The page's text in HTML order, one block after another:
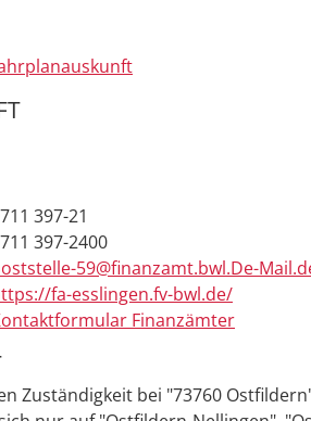
397-21
397-2400
59@finanzamt.bwl.De-
fa-esslingen.fv-bwl.de/
Finanzämter
Zuständigkeit bei "73760